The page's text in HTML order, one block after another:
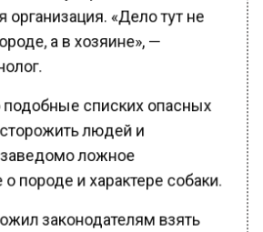
организация. «Дело тут не
а в хозяине», —
подобные списких опасных
людей и
ложное
породе и характере собаки.
законодателям взять